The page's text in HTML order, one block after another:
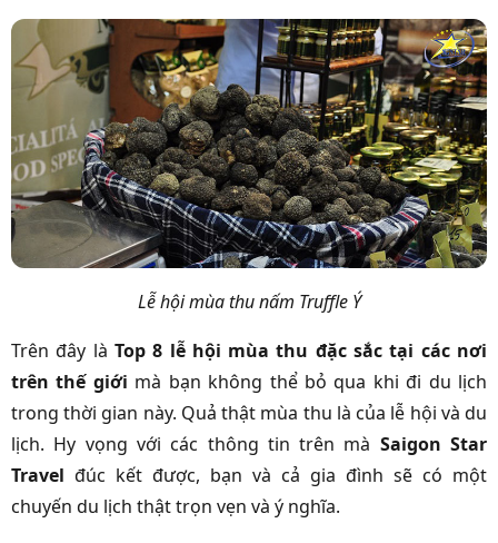
Lễ hội mùa thu nấm Truffle Ý
Trên đây là Top 8 lễ hội mùa thu đặc sắc tại các nơi
trên thế giới mà bạn không thể bỏ qua khi đi du lịch
trong thời gian này. Quả thật mùa thu là của lễ hội và du
lịch. Hy vọng với các thông tin trên mà Saigon Star
Travel đúc kết được, bạn và cả gia đình sẽ có một
chuyến du lịch thật trọn vẹn và ý nghĩa.